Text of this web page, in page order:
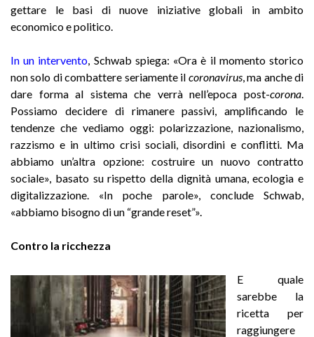
gettare le basi di nuove iniziative globali in ambito
economico e politico.
In un intervento Schwab spiega: «Ora è il momento storico
non solo di combattere seriamente il coronavirus, ma anche di
dare forma al sistema che verrà nell’epoca post-corona
Possiamo decidere di rimanere passivi, amplificando le
tendenze che vediamo oggi: polarizzazione, nazionalismo,
razzismo e in ultimo crisi sociali, disordini e conflitti. Ma
abbiamo un’altra opzione: costruire un nuovo contratto
sociale», basato su rispetto della dignità umana, ecologia e
digitalizzazione. «In poche parole», conclude Schwab,
«abbiamo bisogno di un “grande reset”».
Contro la ricchezza
E quale
sarebbe la
ricetta per
raggiungere